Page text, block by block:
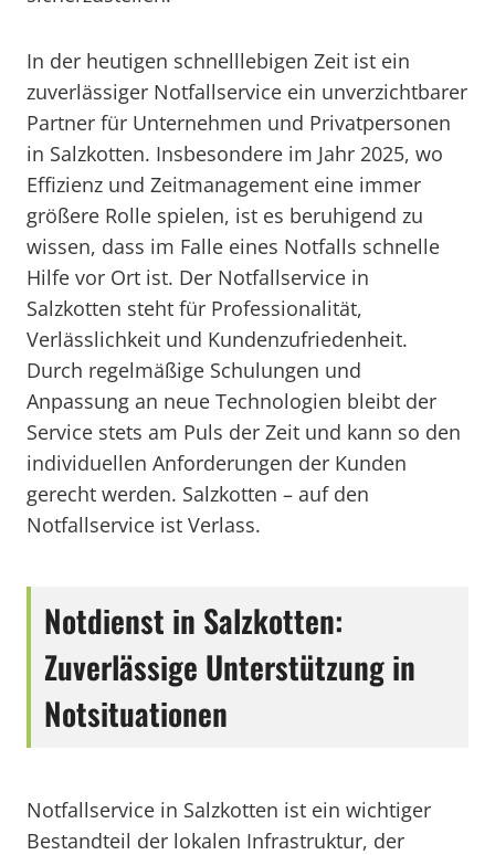
In der heutigen schnelllebigen Zeit ist ein
zuverlässiger Notfallservice ein unverzichtbarer
Partner für Unternehmen und Privatpersonen
in Salzkotten. Insbesondere im Jahr 2025, wo
Effizienz und Zeitmanagement eine immer
größere Rolle spielen, ist es beruhigend zu
wissen, dass im Falle eines Notfalls schnelle
Hilfe vor Ort ist. Der Notfallservice in
Salzkotten steht für Professionalität,
Verlässlichkeit und Kundenzufriedenheit.
Durch regelmäßige Schulungen und
Anpassung an neue Technologien bleibt der
Service stets am Puls der Zeit und kann so den
individuellen Anforderungen der Kunden
gerecht werden. Salzkotten – auf den
Notfallservice ist Verlass.
Notdienst in Salzkotten:
Zuverlässige Unterstützung in
Notsituationen
Notfallservice in Salzkotten ist ein wichtiger
Bestandteil der lokalen Infrastruktur, der